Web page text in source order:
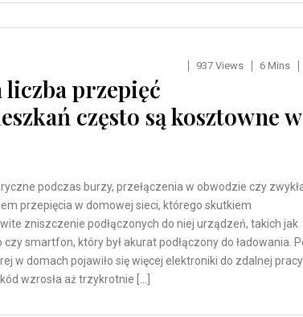
937 Views 6 Mins
przepięć
często są kosztowne w
podczas burzy, przełączenia w obwodzie czy
przepięcia w domowej sieci, którego skutkiem
zniszczenie podłączonych do niej urządzeń, takich jak
smartfon, który był akurat podłączony do ładowania.
w domach pojawiło się więcej elektroniki do zdalnej pracy
wzrosła aż trzykrotnie […]